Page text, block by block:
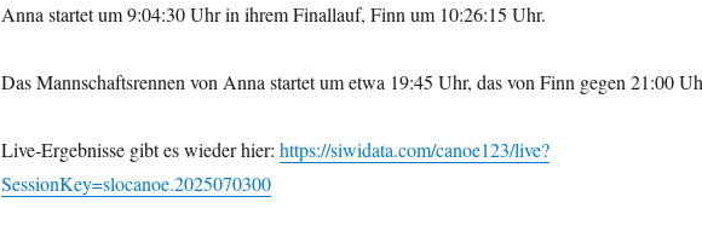
Anna startet um 9:04:30 Uhr in ihrem Finallauf, Finn um 10:26:15 Uhr.
Das Mannschaftsrennen von Anna startet um etwa 19:45 Uhr, das von Finn gegen 21:00
Live-Ergebnisse gibt es wieder hier: https://siwidata.com/canoe123/live?
SessionKey=slocanoe.2025070300